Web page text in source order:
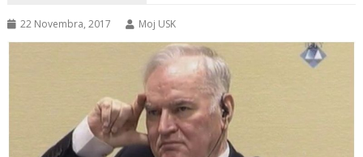
22 Novembra, 2017 Moj USK